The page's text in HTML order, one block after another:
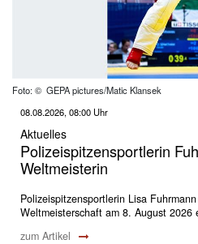
Foto: © GEPA pictures/Matic Klansek
08.08.2026, 08:00 Uhr
Aktuelles
Polizeispitzensportlerin
Weltmeisterin
Polizeispitzensportlerin Lisa
Weltmeisterschaft am 8. August 2026
zum Artikel